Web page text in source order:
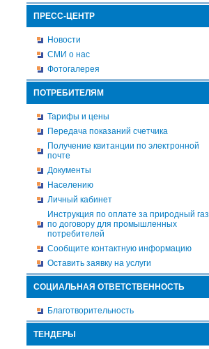
ПРЕСС-ЦЕНТР
Новости
СМИ о нас
Фотогалерея
ПОТРЕБИТЕЛЯМ
Тарифы и цены
Передача показаний счетчика
Получение квитанции по электронной
почте
Документы
Населению
Личный кабинет
Инструкция по оплате за природный газ
по договору для промышленных
потребителей
Сообщите контактную информацию
Оставить заявку на услуги
СОЦИАЛЬНАЯ ОТВЕТСТВЕННОСТЬ
Благотворительность
ТЕНДЕРЫ